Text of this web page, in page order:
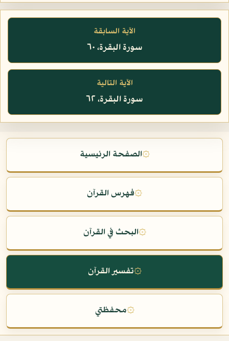
الآية السابقة
سورة البقرة، ٦٠
الآية التالية
سورة البقرة، ٦٢
۞الصفحة الرئيسية
۞فهرس القرآن
۞البحث في القرآن
۞تفسير القرآن
۞محفظتي